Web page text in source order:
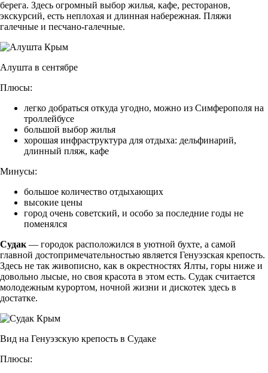
берега. Здесь огромный выбор жилья, кафе, ресторанов,
экскурсий, есть неплохая и длинная набережная. Пляжи
галечные и песчано-галечные.
Алушта в сентябре
Плюсы:
легко добраться откуда угодно, можно из Симферополя на
троллейбусе
большой выбор жилья
хорошая инфраструктура для отдыха: дельфинарий,
длинный пляж, кафе
Минусы:
большое количество отдыхающих
высокие цены
город очень советский, и особо за последние годы не
поменялся
Судак — городок расположился в уютной бухте, а самой
главной достопримечательностью является Генуэзская крепость.
Здесь не так живописно, как в окрестностях Ялты, горы ниже и
довольно лысые, но своя красота в этом есть. Судак считается
молодежным курортом, ночной жизни и дискотек здесь в
достатке.
Вид на Генуэзскую крепость в Судаке
Плюсы: